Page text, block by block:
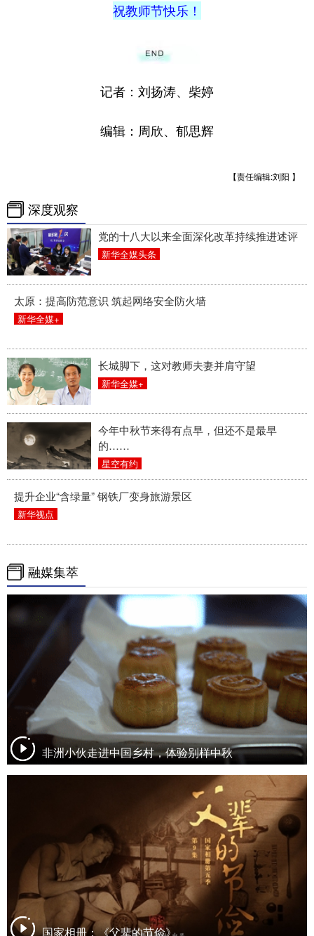
祝教师节快乐！
记者：刘扬涛、柴婷
编辑：周欣、郁思辉
【责任编辑:刘阳 】
深度观察
党的十八大以来全面深化改革持续推进述评
新华全媒头条
太原：提高防范意识 筑起网络安全防火墙
新华全媒+
长城脚下，这对教师夫妻并肩守望
新华全媒+
今年中秋节来得有点早，但还不是最早
的……
星空有约
提升企业“含绿量” 钢铁厂变身旅游景区
新华视点
融媒集萃
非洲小伙走进中国乡村，体验别样中秋
国家相册：《父辈的节俭》